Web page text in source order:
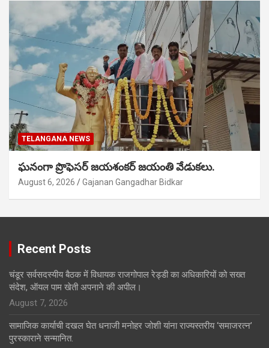
TELANGANA NEWS
ఘనంగా ప్రొఫెసర్ జయశంకర్ జయంతి వేడుకలు.
August 6, 2026 Gajanan Gangadhar Bidkar
Recent Posts
चंडूर सर्वसदस्यीय बैठक में विधायक राजगोपाल रेड्डी का अधिकारियों को सख्त
संदेश, ऑयल पाम खेती अपनाने की अपील।
August 7, 2026
सामाजिक कार्याची दखल घेत धनाजी मनोहर जोशी यांना राज्यस्तरीय ‘समाजरत्न’
पुरस्काराने सन्मानित.